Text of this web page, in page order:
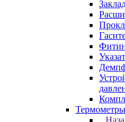
Термометры